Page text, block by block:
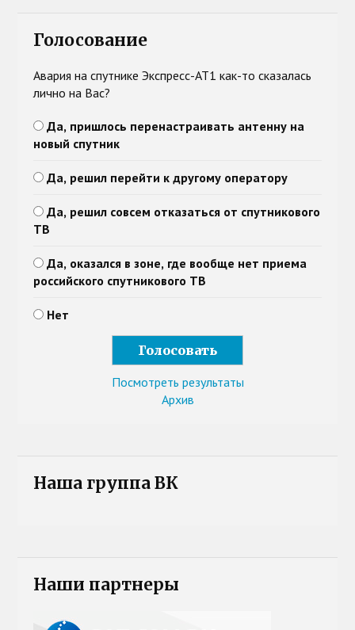
Голосование
Авария на спутнике Экспресс-АТ1 как-то сказалась
лично на Вас?
Да, пришлось перенастраивать антенну на
новый спутник
Да, решил перейти к другому оператору
Да, решил совсем отказаться от спутникового
ТВ
Да, оказался в зоне, где вообще нет приема
российского спутникового ТВ
Нет
Посмотреть результаты
Архив
Наша группа ВК
Наши партнеры